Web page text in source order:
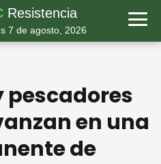
Resistencia
7 de agosto, 2026
pescadores
en una
de